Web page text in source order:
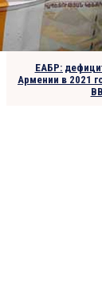
ЕАБР:
Армении в 2021